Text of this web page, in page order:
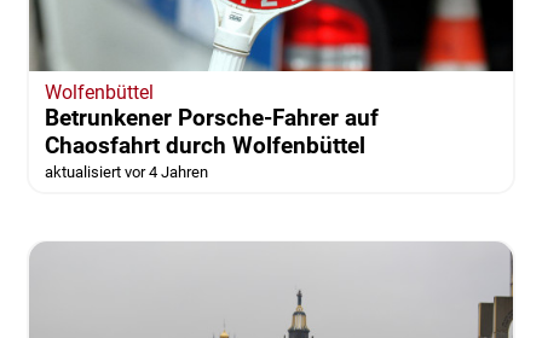
Wolfenbüttel
Betrunkener Porsche-Fahrer auf
Chaosfahrt durch Wolfenbüttel
aktualisiert vor 4 Jahren